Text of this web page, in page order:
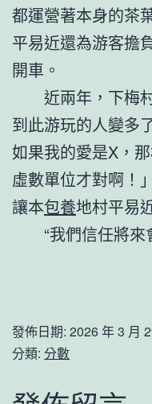
都運營著本身的茶
平易近還為游客擔
開車。
近兩年，下梅
到此游玩的人變多
如果我的愛是X，
虛數單位才對啊！
讓本包養地村平易
“我們信任將來
發佈日期: 2026 年 3 月
分類: 分數